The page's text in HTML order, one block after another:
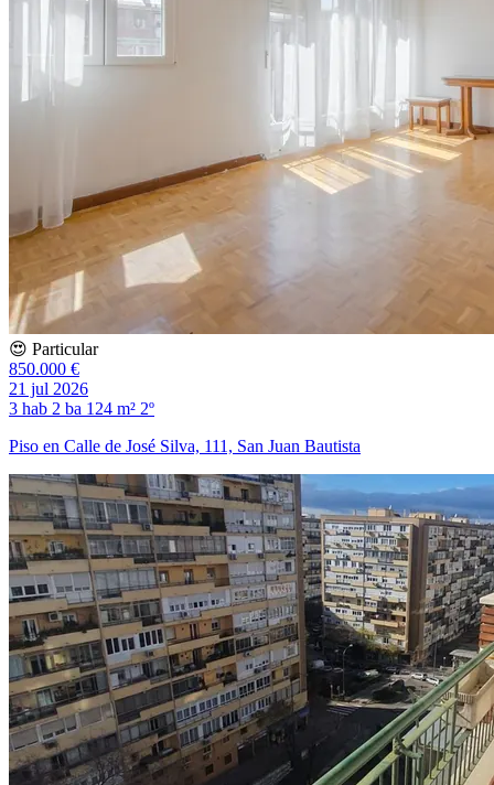
😍 Particular
850.000 €
21 jul 2026
3 hab 2 ba 124 m² 2º
Piso en Calle de José Silva, 111, San Juan Bautista